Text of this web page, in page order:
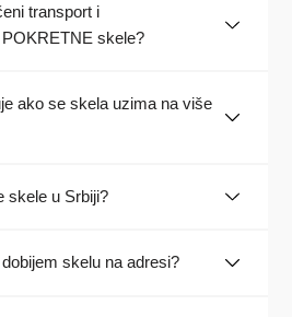
transport i
skele?
ako se skela uzima na više
skele u Srbiji?
skelu na adresi?